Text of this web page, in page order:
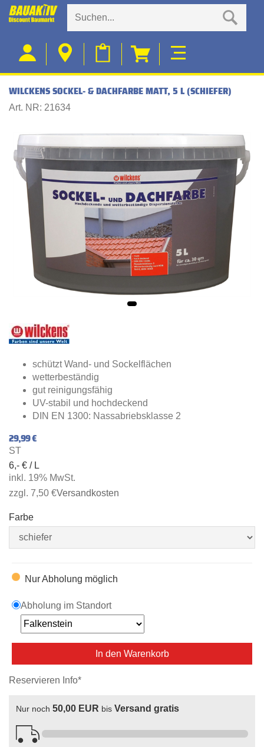
WILCKENS SOCKEL- & DACHFARBE MATT, 5 L (SCHIEFER)
Art. NR: 21634
schützt Wand- und Sockelflächen
wetterbeständig
gut reinigungsfähig
UV-stabil und hochdeckend
DIN EN 1300: Nassabriebsklasse 2
29,99 €
ST
6,- € / L
inkl. 19% MwSt.
zzgl. 7,50 €Versandkosten
Farbe
Nur Abholung möglich
Abholung im Standort
In den Warenkorb
Reservieren Info*
Nur noch 50,00 EUR bis Versand gratis